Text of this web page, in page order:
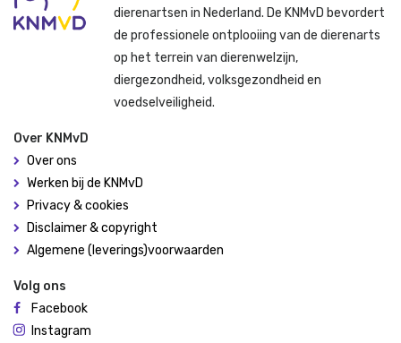
dierenartsen in Nederland. De KNMvD bevordert
de professionele ontplooiing van de dierenarts
op het terrein van dierenwelzijn,
diergezondheid, volksgezondheid en
voedselveiligheid.
Over KNMvD
Over ons
Werken bij de KNMvD
Privacy & cookies
Disclaimer & copyright
Algemene (leverings)voorwaarden
Volg ons
Facebook
Instagram